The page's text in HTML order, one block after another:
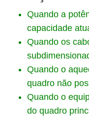
Quando a
capacidade
Quando os
Quando o
quadro não
Quando o
do quadro